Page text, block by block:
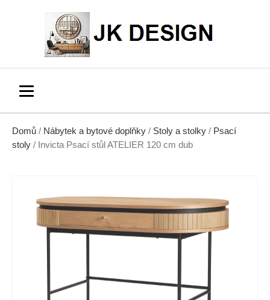
Domů / Nábytek a bytové doplňky / Stoly a stolky / Psací
stoly / Invicta Psací stůl ATELIER 120 cm dub